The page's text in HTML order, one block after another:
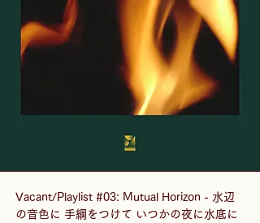
Vacant/Playlist #03: Mutual Horizon - 水辺
の音色に 手綱をつけて いつかの夜に水底に